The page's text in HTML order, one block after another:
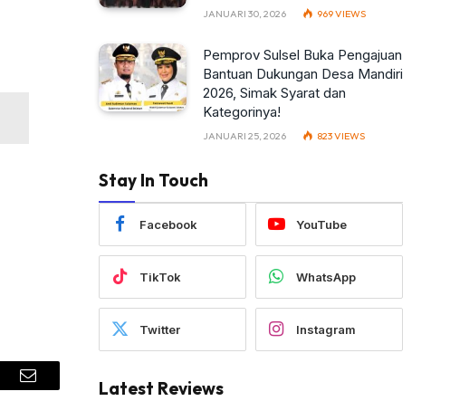
Email
JANUARI 30, 2026 969VIEWS
Pemprov Sulsel Buka Pengajuan
Bantuan Dukungan Desa Mandiri
2026, Simak Syarat dan
Kategorinya!
JANUARI 25, 2026 823VIEWS
Stay In Touch
Facebook YouTube
TikTok WhatsApp
Twitter Instagram
Latest Reviews